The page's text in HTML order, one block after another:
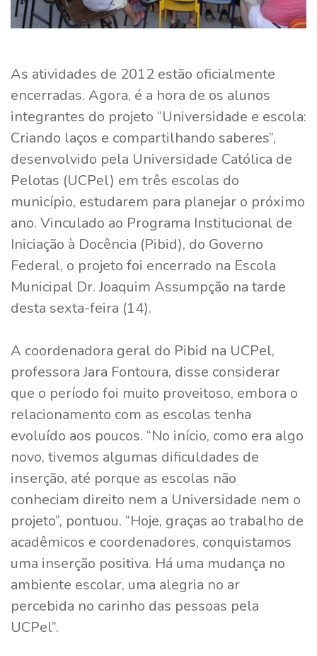
As atividades de 2012 estão oficialmente
encerradas. Agora, é a hora de os alunos
integrantes do projeto “Universidade e escola:
Criando laços e compartilhando saberes”,
desenvolvido pela Universidade Católica de
Pelotas (UCPel) em três escolas do
município, estudarem para planejar o próximo
ano. Vinculado ao Programa Institucional de
Iniciação à Docência (Pibid), do Governo
Federal, o projeto foi encerrado na Escola
Municipal Dr. Joaquim Assumpção na tarde
desta sexta-feira (14).
A coordenadora geral do Pibid na UCPel,
professora Jara Fontoura, disse considerar
que o período foi muito proveitoso, embora o
relacionamento com as escolas tenha
evoluído aos poucos. “No início, como era algo
novo, tivemos algumas dificuldades de
inserção, até porque as escolas não
conheciam direito nem a Universidade nem o
projeto”, pontuou. “Hoje, graças ao trabalho de
acadêmicos e coordenadores, conquistamos
uma inserção positiva. Há uma mudança no
ambiente escolar, uma alegria no ar
percebida no carinho das pessoas pela
UCPel”.